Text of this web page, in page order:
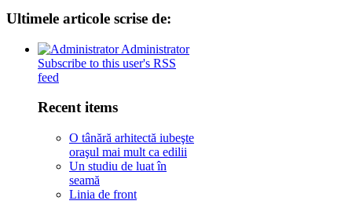
Ultimele articole scrise de:
Administrator
Subscribe to this user's RSS
feed
Recent items
O tânără arhitectă iubeşte
oraşul mai mult ca edilii
Un studiu de luat în
seamă
Linia de front